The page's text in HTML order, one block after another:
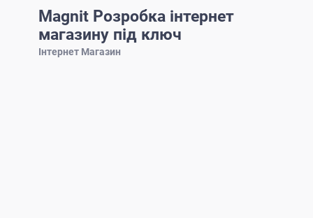
Magnit Розробка інтернет
магазину під ключ
Інтернет Магазин